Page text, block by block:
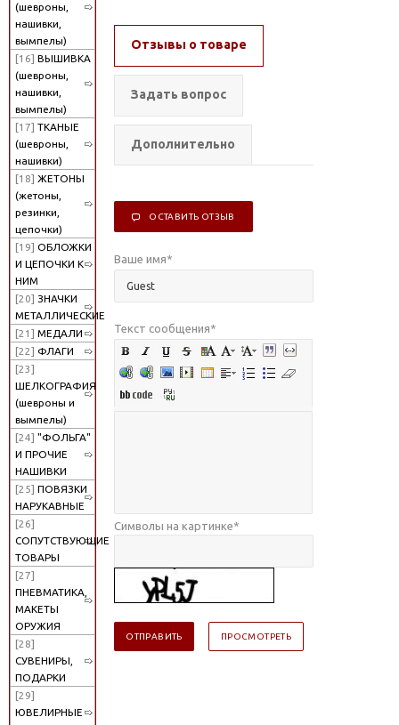
(шевроны,
нашивки,
вымпелы)
[16] ВЫШИВКА
(шевроны,
нашивки,
вымпелы)
[17] ТКАНЫЕ
(шевроны,
нашивки)
[18] ЖЕТОНЫ
(жетоны,
резинки,
цепочки)
[19] ОБЛОЖКИ
И ЦЕПОЧКИ К
НИМ
[20] ЗНАЧКИ
МЕТАЛЛИЧЕСКИЕ
[21] МЕДАЛИ
[22] ФЛАГИ
[23]
ШЕЛКОГРАФИЯ
(шевроны и
вымпелы)
[24] "ФОЛЬГА"
И ПРОЧИЕ
НАШИВКИ
[25] ПОВЯЗКИ
НАРУКАВНЫЕ
[26]
СОПУТСТВУЮЩИЕ
ТОВАРЫ
[27]
ПНЕВМАТИКА,
МАКЕТЫ
ОРУЖИЯ
[28]
СУВЕНИРЫ,
ПОДАРКИ
[29]
ЮВЕЛИРНЫЕ
Отзывы о товаре
Задать вопрос
Дополнительно
ОСТАВИТЬ ОТЗЫВ
Ваше имя*
Текст сообщения*
Символы на картинке*